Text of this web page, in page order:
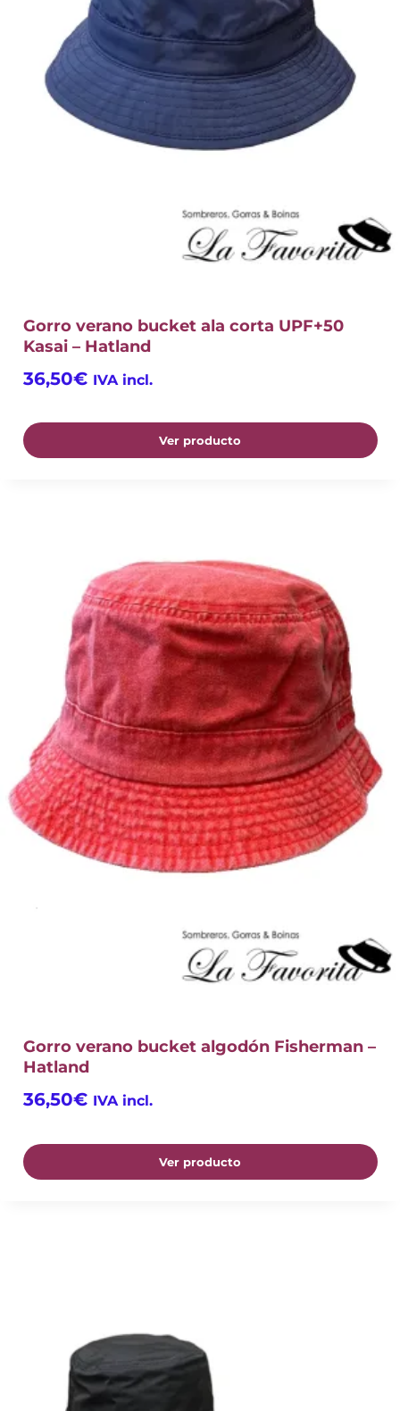
Gorro verano bucket ala corta UPF+50
Kasai – Hatland
36,50€ IVA incl.
Ver producto
Gorro verano bucket algodón Fisherman –
Hatland
36,50€ IVA incl.
Ver producto